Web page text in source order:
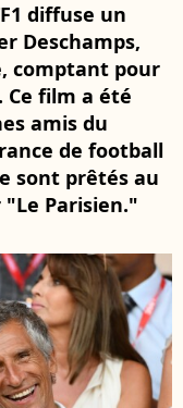
diffuse un
Deschamps,
comptant pour
Ce film a été
amis du
de football
sont prêtés au
Parisien."